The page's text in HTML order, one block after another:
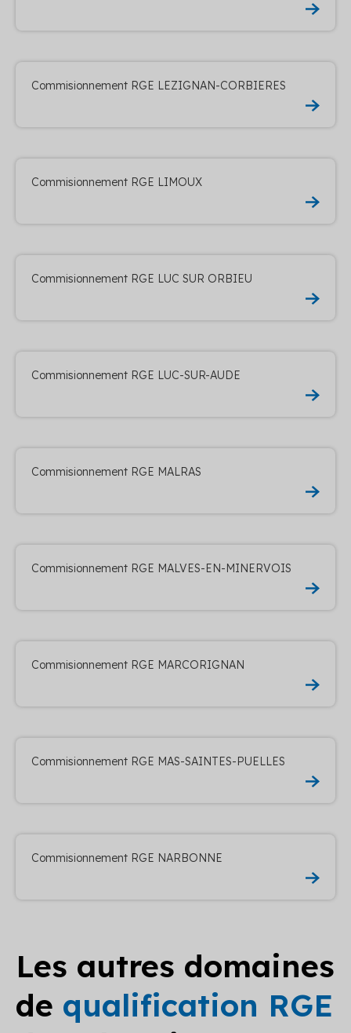
Commisionnement RGE LEZIGNAN-CORBIERES
Commisionnement RGE LIMOUX
Commisionnement RGE LUC SUR ORBIEU
Commisionnement RGE LUC-SUR-AUDE
Commisionnement RGE MALRAS
Commisionnement RGE MALVES-EN-MINERVOIS
Commisionnement RGE MARCORIGNAN
Commisionnement RGE MAS-SAINTES-PUELLES
Commisionnement RGE NARBONNE
Les autres domaines
de qualification RGE